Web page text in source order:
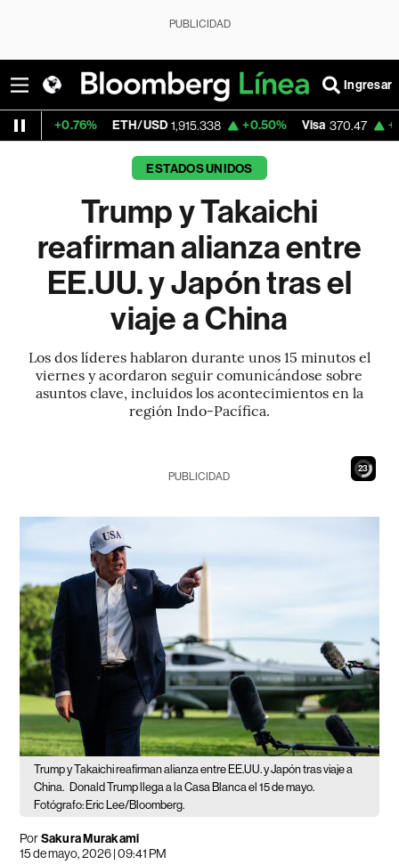
PUBLICIDAD
Ingresar
ETH/USD 1,915.338 +0.50% Visa 370.47 +0.52%
ESTADOS UNIDOS
Trump y Takaichi
reafirman alianza entre
EE.UU. y Japón tras el
viaje a China
Los dos líderes hablaron durante unos 15 minutos el
viernes y acordaron seguir comunicándose sobre
asuntos clave, incluidos los acontecimientos en la
región Indo-Pacífica.
22
PUBLICIDAD
Trump y Takaichi reafirman alianza entre EE.UU. y Japón tras viaje a
China. Donald Trump llega a la Casa Blanca el 15 de mayo.
Fotógrafo: Eric Lee/Bloomberg.
PorSakura Murakami
15 de mayo, 2026 | 09:41 PM